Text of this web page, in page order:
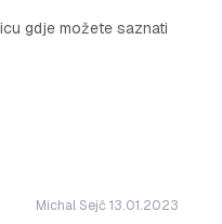
gdje možete saznati
Michal Sejč 13.01.2023